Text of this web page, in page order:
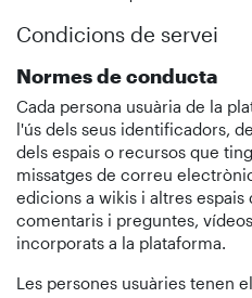
Condicions de servei
Normes de conducta
Cada persona usuària de la
l'ús dels seus identificadors,
dels espais o recursos que
missatges de correu
edicions a wikis i altres
comentaris i preguntes,
incorporats a la plataforma.
Les persones usuàries tenen